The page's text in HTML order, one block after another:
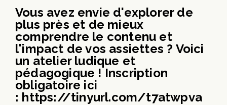
Vous avez envie d'explorer de
plus près et de mieux
comprendre le contenu et
l'impact de vos assiettes ? Voici
un atelier ludique et
pédagogique ! Inscription
obligatoire ici
: https://tinyurl.com/t7atwpva